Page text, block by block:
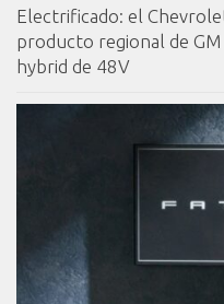
Electrificado: el
producto regional de
hybrid de 48V